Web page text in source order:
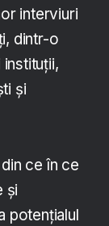
interviuri
dintr-o
și
ce în ce
și
potențialul